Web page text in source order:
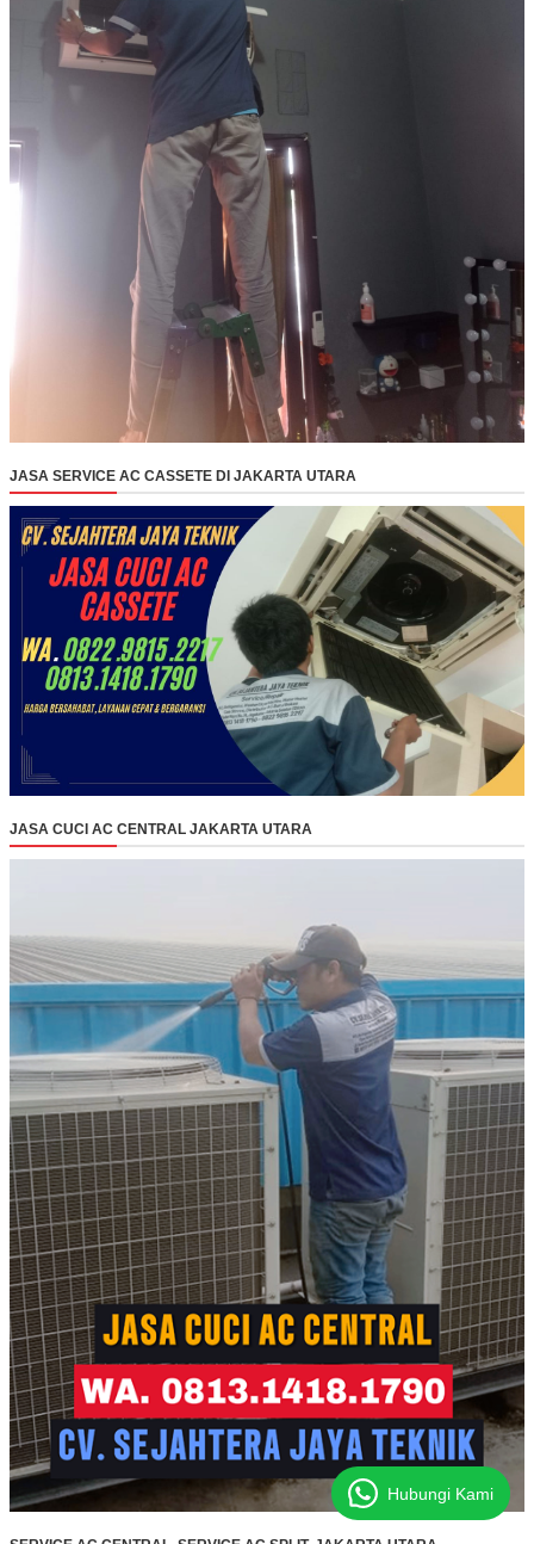
JASA SERVICE AC CASSETE DI JAKARTA UTARA
JASA CUCI AC CENTRAL JAKARTA UTARA
Hubungi Kami